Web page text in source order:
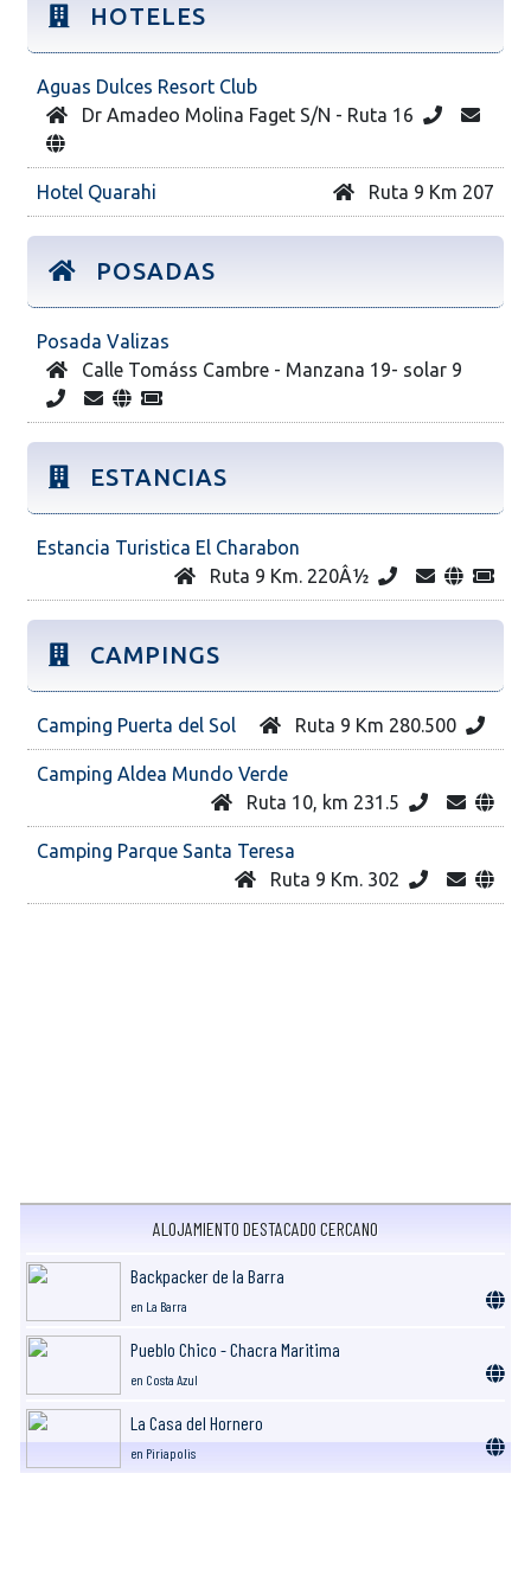
HOTELES
Aguas Dulces Resort Club
Dr Amadeo Molina Faget S/N - Ruta 16
Hotel Quarahi Ruta 9 Km 207
POSADAS
Posada Valizas
Calle Tomáss Cambre - Manzana 19- solar 9
ESTANCIAS
Estancia Turistica El Charabon
Ruta 9 Km. 220Â½
CAMPINGS
Camping Puerta del Sol Ruta 9 Km 280.500
Camping Aldea Mundo Verde
Ruta 10, km 231.5
Camping Parque Santa Teresa
Ruta 9 Km. 302
ALOJAMIENTO DESTACADO CERCANO
Backpacker de la Barra
en La Barra
Pueblo Chico - Chacra Maritima
en Costa Azul
La Casa del Hornero
en Piriapolis